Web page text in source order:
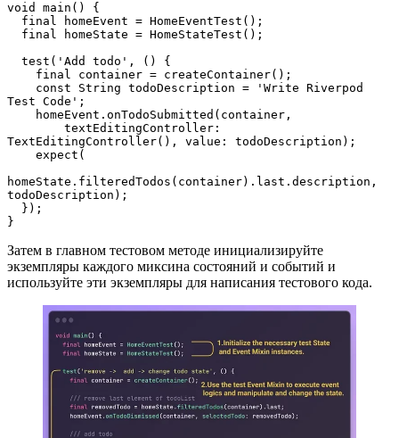
void main() {
  final homeEvent = HomeEventTest();
  final homeState = HomeStateTest();
  test('Add todo', () {
    final container = createContainer();
Test Code';
    homeEvent.onTodoSubmitted(container,
TextEditingController(), value: todoDescription);
    expect(
homeState.filteredTodos(container).last.description,
todoDescription);
  });
}
Затем в главном тестовом методе инициализируйте
экземпляры каждого миксина состояний и событий и
используйте эти экземпляры для написания тестового кода.